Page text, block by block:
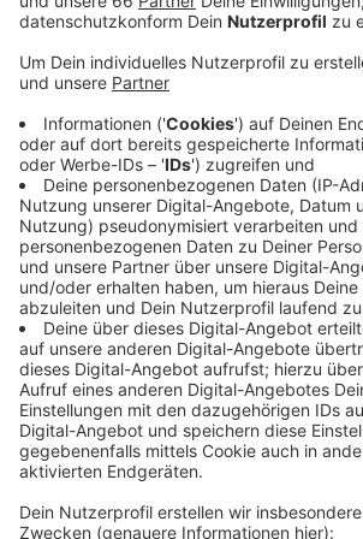
Wer in Familienpflegezeit gehen
dem Arbeitgeber jetzt nur noch 10
ankündigen. Die Ankündigung muss
Mail reicht aber aus, so die
einem akuten Pflegefall können wir
doppelt so lange von der Arbeit
zwar für zwanzig Arbeitstage. Als
kann Pflegeunterstützungsgeld
Pflegegrad 1 gibt es außerdem eine
beim Entlastungsbetrag. Das Geld
Beispiel auch für Botengänge zur
werden.